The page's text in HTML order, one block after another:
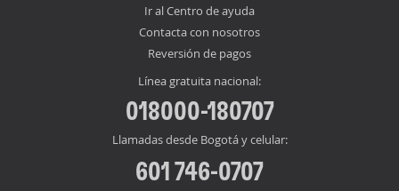
Ir al Centro de ayuda
Contacta con nosotros
Reversión de pagos
Línea gratuita nacional:
018000-180707
Llamadas desde Bogotá y celular:
601 746-0707